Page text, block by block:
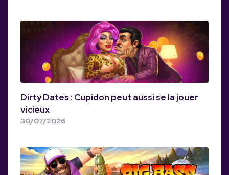
Dirty Dates : Cupidon peut aussi se la jouer
vicieux
30/07/2026